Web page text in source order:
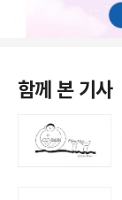
함께 본 기사